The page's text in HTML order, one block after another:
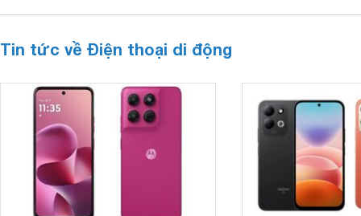
Tin tức về Điện thoại di động